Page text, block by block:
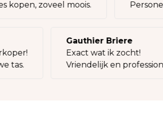
kopen, zoveel moois.
Gauthier Briere
Exact wat ik zocht!
Vriendelijk en